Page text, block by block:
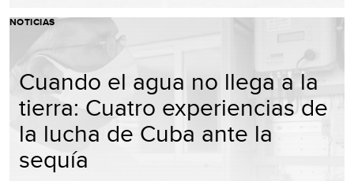
NOTICIAS
Cuando el agua no llega a la
tierra: Cuatro experiencias de
la lucha de Cuba ante la
sequía